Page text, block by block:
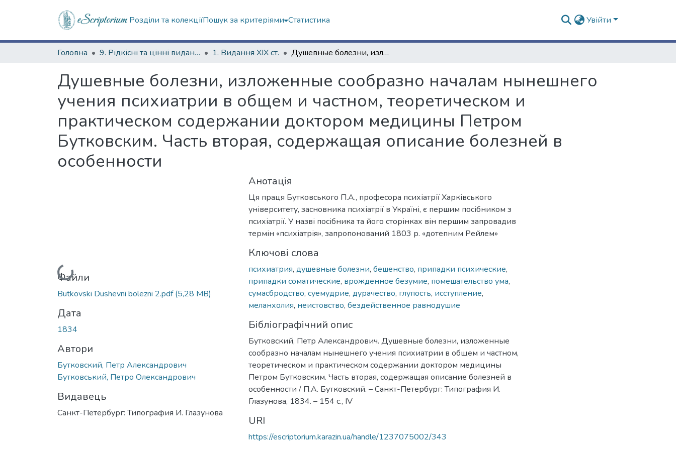
Розділи та колекціїПошук за критеріями Статистика Увійти
Головна 9. Рідкісні та цінні видання 1. Видання ХІХ ст. Душевные болезни, изложенные сообразно началам нынешнего учения психиатрии в общем и частном, теоретическом и практическом содержании доктором медицины Петром Бутковским. Часть вторая, содержащая описание болезней в особенности
Душевные болезни, изложенные сообразно началам нынешнего
учения психиатрии в общем и частном, теоретическом и
практическом содержании доктором медицины Петром
Бутковским. Часть вторая, содержащая описание болезней в
особенности
Вантажиться...
Файли
Butkovski Dushevni bolezni 2.pdf(5,28 MB)
Дата
1834
Автори
Бутковский, Петр Александрович
Бутковський, Петро Олександрович
Видавець
Санкт-Петербург: Типография И. Глазунова
Анотація
Ця праця Бутковського П.А., професора психіатрії Харківського
університету, засновника психіатрії в Україні, є першим посібником з
психіатрії. У назві посібника та його сторінках він першим запровадив
термін «психіатрія», запропонований 1803 р. «дотепним Рейлем»
Ключові слова
психиатрия, душевные болезни, бешенство, припадки психические,
припадки соматические, врожденное безумие, помешательство ума,
сумасбродство, суемудрие, дурачество, глупость, исступление,
меланхолия, неистовство, бездейственное равнодушие
Бібліографічний опис
Бутковский, Петр Александрович. Душевные болезни, изложенные
сообразно началам нынешнего учения психиатрии в общем и частном,
теоретическом и практическом содержании доктором медицины
Петром Бутковским. Часть вторая, содержащая описание болезней в
особенности / П.А. Бутковский. – Санкт-Петербург: Типография И.
Глазунова, 1834. – 154 с., IV
URI
https://escriptorium.karazin.ua/handle/1237075002/343